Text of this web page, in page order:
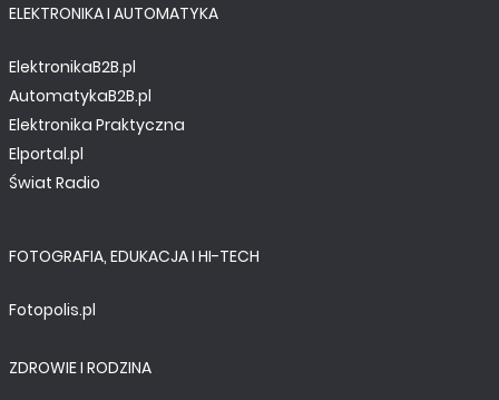
ELEKTRONIKA I AUTOMATYKA
ElektronikaB2B.pl
AutomatykaB2B.pl
Elektronika Praktyczna
Elportal.pl
Świat Radio
FOTOGRAFIA, EDUKACJA I HI-TECH
Fotopolis.pl
ZDROWIE I RODZINA